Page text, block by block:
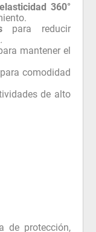
elasticidad 360°
para reducir
mantener el
para comodidad
de alto
de protección,